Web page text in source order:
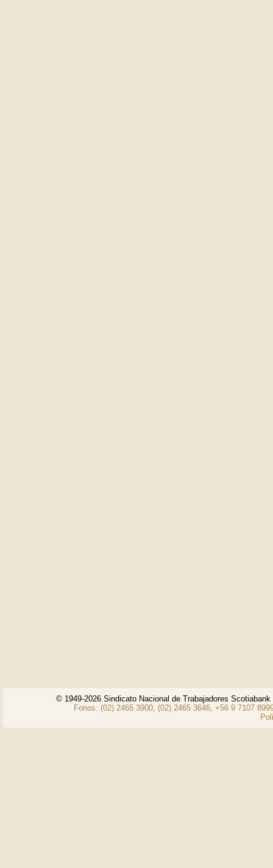
© 1949-2026 Sindicato Nacional de Trabajadores
Fonos: (02) 2465 3900, (02) 2465 3646, +56 9 7107